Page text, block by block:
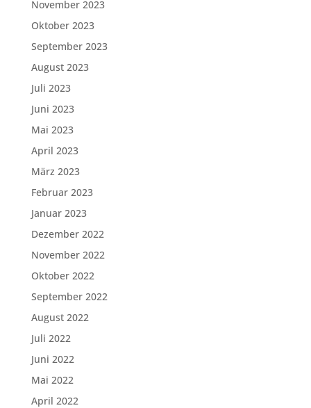
November 2023
Oktober 2023
September 2023
August 2023
Juli 2023
Juni 2023
Mai 2023
April 2023
März 2023
Februar 2023
Januar 2023
Dezember 2022
November 2022
Oktober 2022
September 2022
August 2022
Juli 2022
Juni 2022
Mai 2022
April 2022